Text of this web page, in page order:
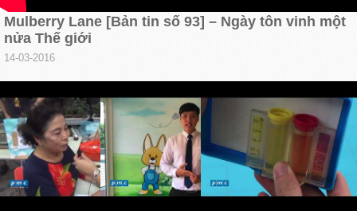
Mulberry Lane [Bản tin số 93] – Ngày tôn vinh một
nửa Thế giới
14-03-2016